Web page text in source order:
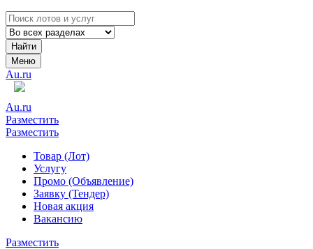
Найти
Меню
Au.ru
Au.ru
Разместить
Разместить
Товар (Лот)
Услугу
Промо (Объявление)
Заявку (Тендер)
Новая акция
Вакансию
Разместить